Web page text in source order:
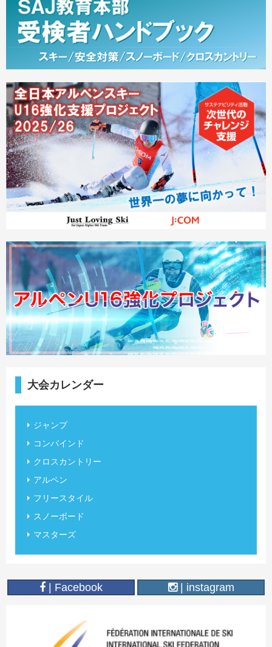
大会カレンダー
ジャンプ
コンバインド
クロスカントリー
アルペン
フリースタイル
スノーボード
マスターズ
| Facebook | instagram